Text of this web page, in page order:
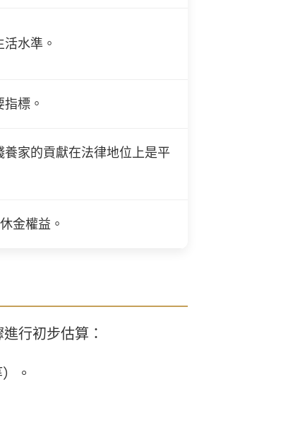
水準。
標。
家的貢獻在法律地位上是平
金權益。
行初步估算：
。